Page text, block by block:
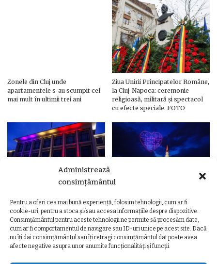
Administrează
consimțământul
Pentru a oferi cea mai bună experiență, folosim tehnologii, cum ar fi
cookie-uri, pentru a stoca și/sau accesa informațiile despre dispozitive.
Consimțământul pentru aceste tehnologii ne permite să procesăm date,
cum ar fi comportamentul de navigare sau ID-uri unice pe acest site. Dacă
nu îți dai consimțământul sau îți retragi consimțământul dat poate avea
afecte negative asupra unor anumite funcționalități și funcții.
Zonele din Cluj unde
apartamentele s-au scumpit cel
mai mult în ultimii trei ani
Ziua Unirii Principatelor Române,
la Cluj-Napoca: ceremonie
religioasă, militară și spectacol
cu efecte speciale. FOTO
Ziua Unirii Principatelor Române
– Clădiri și poduri din Cluj,
iluminate în culorile drapelului
Ziua Unirii la Cluj-Napoca.
Programul complet al
evenimentelor